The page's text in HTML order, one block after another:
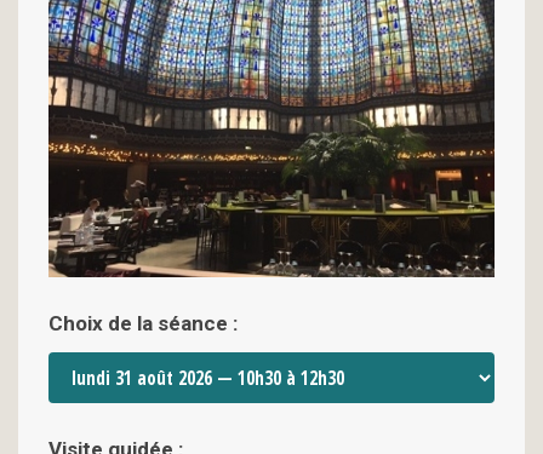
Choix de la séance :
Visite guidée :